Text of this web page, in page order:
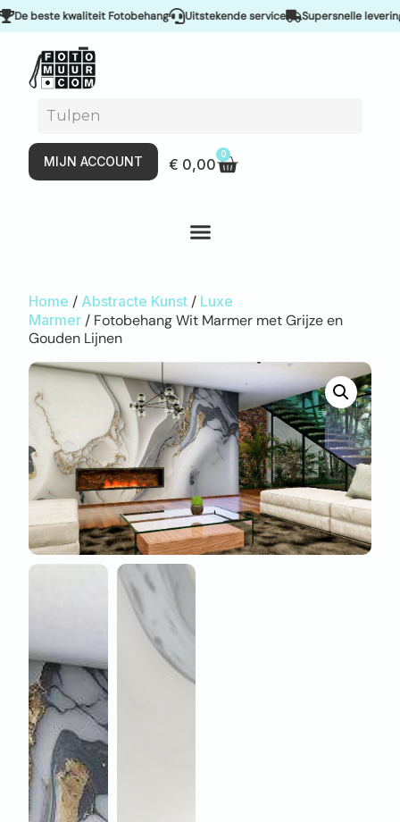
beste kwaliteit Fotobehang Uitstekende service Supersnelle levering &
MIJN ACCOUNT € 0,00
0
Home / Abstracte Kunst / Luxe
Marmer / Fotobehang Wit Marmer met Grijze en
Gouden Lijnen